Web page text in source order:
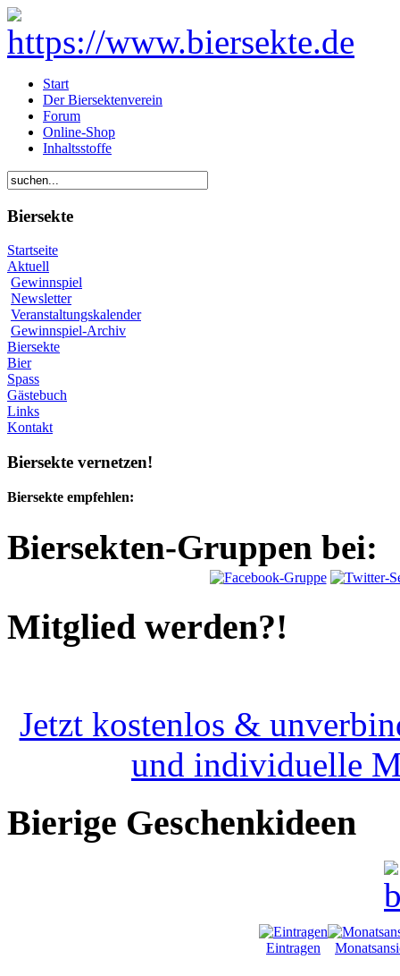
Start
Der Biersektenverein
Forum
Online-Shop
Inhaltsstoffe
Biersekte
Startseite
Aktuell
Gewinnspiel
Newsletter
Veranstaltungskalender
Gewinnspiel-Archiv
Biersekte
Bier
Spass
Gästebuch
Links
Kontakt
Biersekte vernetzen!
Biersekte empfehlen:
Biersekten-Gruppen bei:
Mitglied werden?!
Jetzt kostenlos &
und individuelle
Bierige Geschenkideen
Eintragen